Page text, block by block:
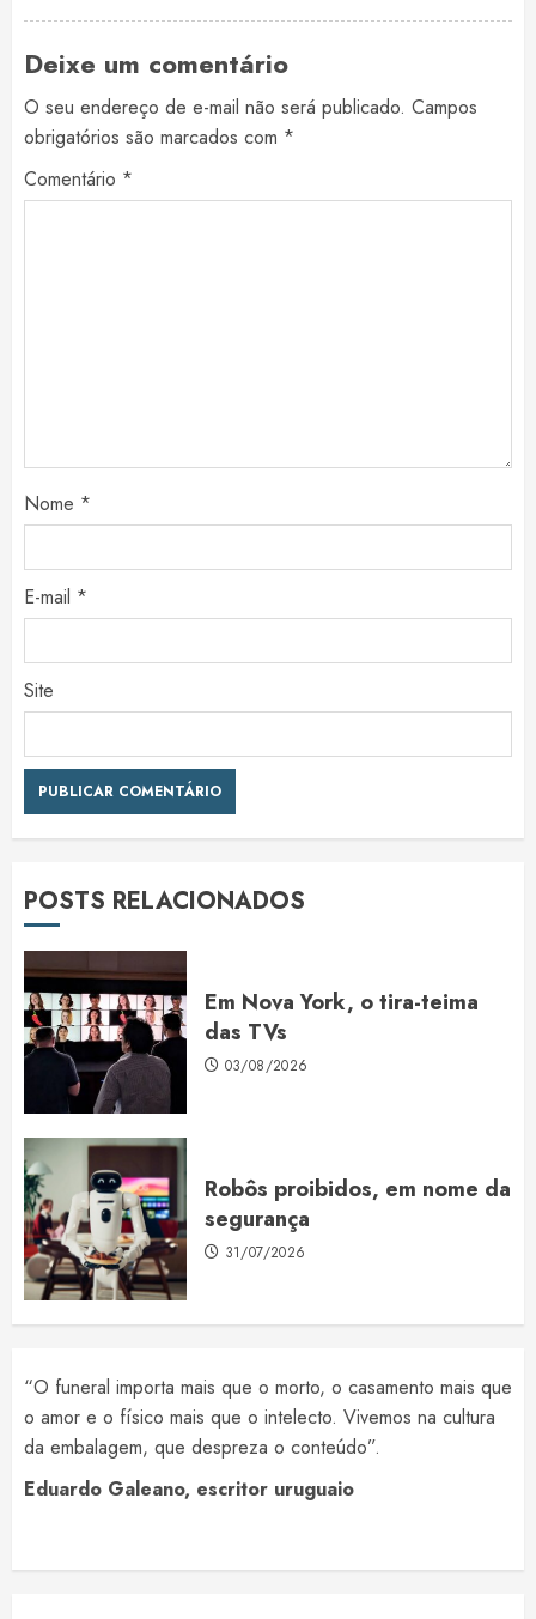
Deixe um comentário
O seu endereço de e-mail não será publicado. Campos
obrigatórios são marcados com *
Comentário *
Nome *
E-mail *
Site
POSTS RELACIONADOS
Em Nova York, o tira-teima
das TVs
03/08/2026
Robôs proibidos, em nome da
segurança
31/07/2026
“O funeral importa mais que o morto, o casamento mais que
o amor e o físico mais que o intelecto. Vivemos na cultura
da embalagem, que despreza o conteúdo”.
Eduardo Galeano, escritor uruguaio